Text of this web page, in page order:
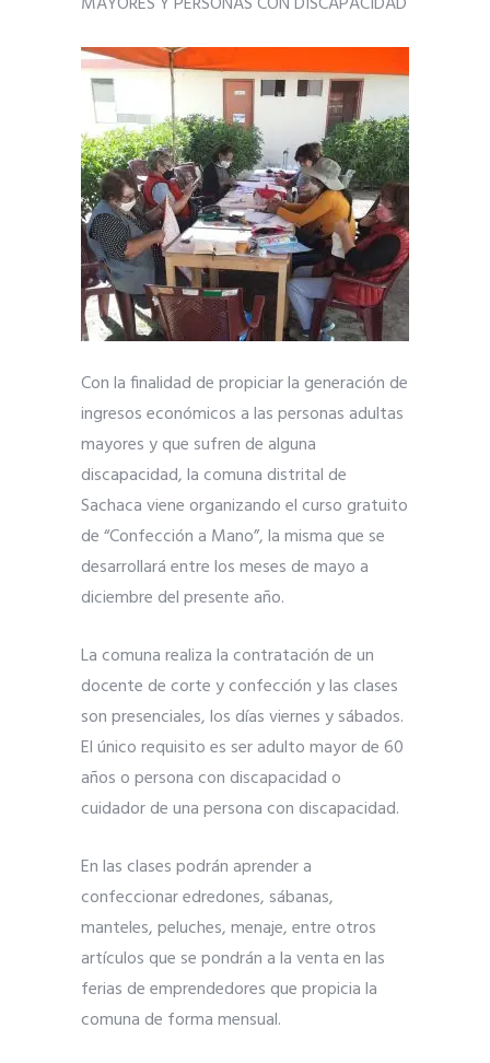
Con la finalidad de propiciar la generación de
ingresos económicos a las personas adultas
mayores y que sufren de alguna
discapacidad, la comuna distrital de
Sachaca viene organizando el curso gratuito
de “Confección a Mano”, la misma que se
desarrollará entre los meses de mayo a
diciembre del presente año.
La comuna realiza la contratación de un
docente de corte y confección y las clases
son presenciales, los días viernes y sábados.
El único requisito es ser adulto mayor de 60
años o persona con discapacidad o
cuidador de una persona con discapacidad.
En las clases podrán aprender a
confeccionar edredones, sábanas,
manteles, peluches, menaje, entre otros
artículos que se pondrán a la venta en las
ferias de emprendedores que propicia la
comuna de forma mensual.